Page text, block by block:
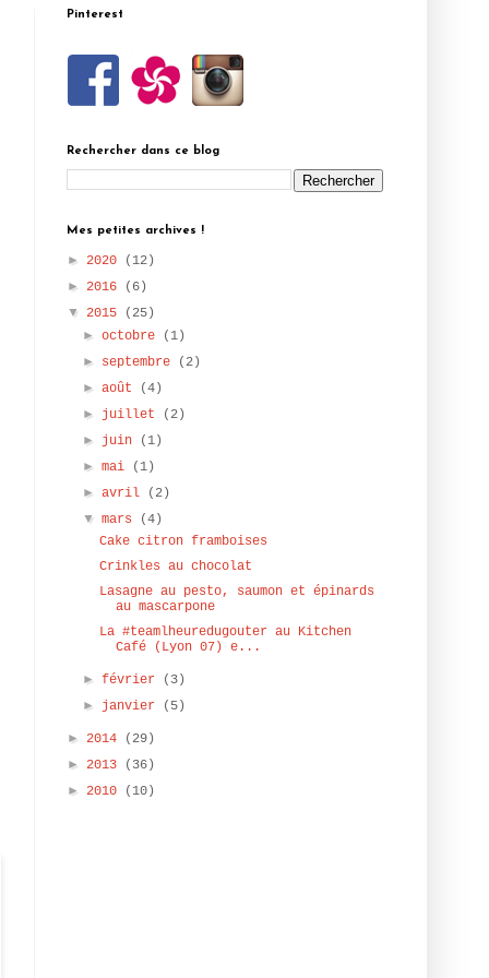
Pinterest
Rechercher dans ce blog
Mes petites archives !
► 2020
(12)
► 2016
(6)
▼ 2015
(25)
►octobre
(1)
► septembre
(2)
►août
(4)
► juillet
(2)
► juin
(1)
►mai
(1)
►avril
(2)
▼mars
(4)
Cake citron framboises
Crinkles au chocolat
Lasagne au pesto, saumon et épinards
au mascarpone
La #teamlheuredugouter au Kitchen
Café (Lyon 07) e...
►février
(3)
► janvier (5)
► 2014
(29)
► 2013
(36)
► 2010 (10)